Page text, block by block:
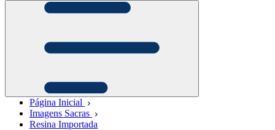
Página Inicial
Imagens Sacras
Resina Importada